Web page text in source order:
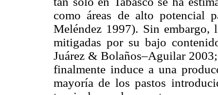
como áreas de alto potencial
Meléndez 1997). Sin embargo,
mitigadas por su bajo
Juárez & Bolaños–Aguilar
finalmente induce a una
mayoría de los pastos